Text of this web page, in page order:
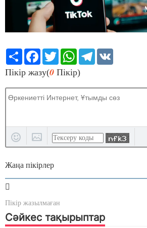
Share Facebook
TwitterWhatsApp
Telegram
Пікір жазу(0 Пікір)
Жаңа пікірлер
Пікір жазылмаған
Сәйкес тақырыптар